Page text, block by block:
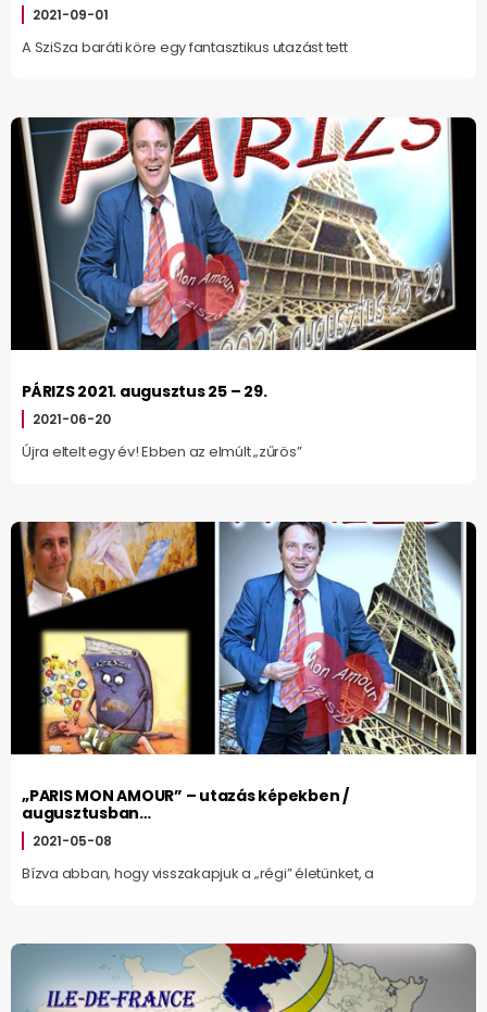
2021-09-01
A SziSza baráti köre egy fantasztikus utazást tett
PÁRIZS 2021. augusztus 25 – 29.
2021-06-20
Újra eltelt egy év! Ebben az elmúlt „zűrös”
„PARIS MON AMOUR” – utazás képekben /
augusztusban…
2021-05-08
Bízva abban, hogy visszakapjuk a „régi” életünket, a